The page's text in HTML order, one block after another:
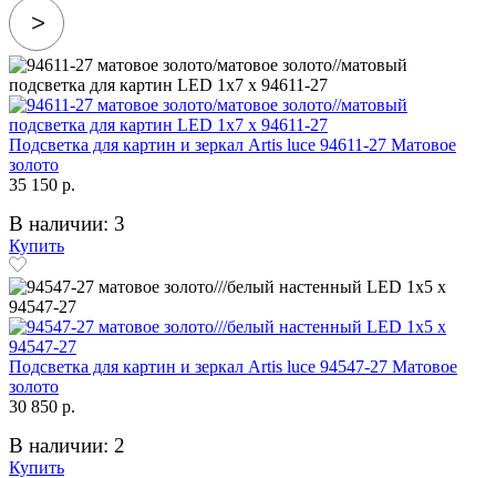
Подсветка для картин и зеркал Artis luce 94611-27 Матовое
золото
35 150 р.
В наличии: 3
Купить
Подсветка для картин и зеркал Artis luce 94547-27 Матовое
золото
30 850 р.
В наличии: 2
Купить